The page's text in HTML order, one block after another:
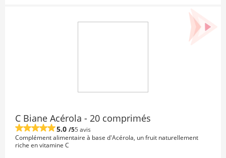
C Biane Acérola - 20 comprimés
5.0 /55 avis
Complément alimentaire à base d'Acérola, un fruit naturellement
riche en vitamine C